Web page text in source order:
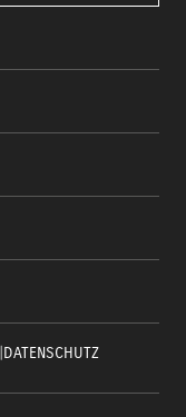
DATENSCHUTZ